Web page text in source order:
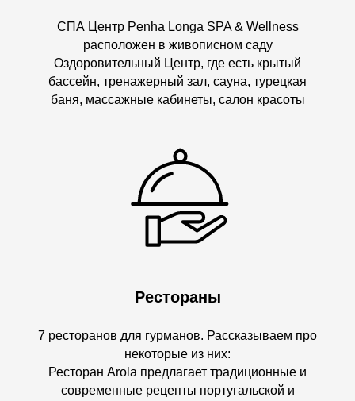
СПА Центр Penha Longa SPA & Wellness
расположен в живописном саду
Оздоровительный Центр, где есть крытый
бассейн, тренажерный зал, сауна, турецкая
баня, массажные кабинеты, салон красоты
Рестораны
7 ресторанов для гурманов. Рассказываем про
некоторые из них:
Ресторан Arola предлагает традиционные и
современные рецепты португальской и